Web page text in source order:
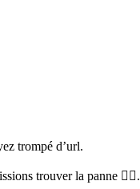
trompé d’url.
trouver la panne 🕵️‍♀️.